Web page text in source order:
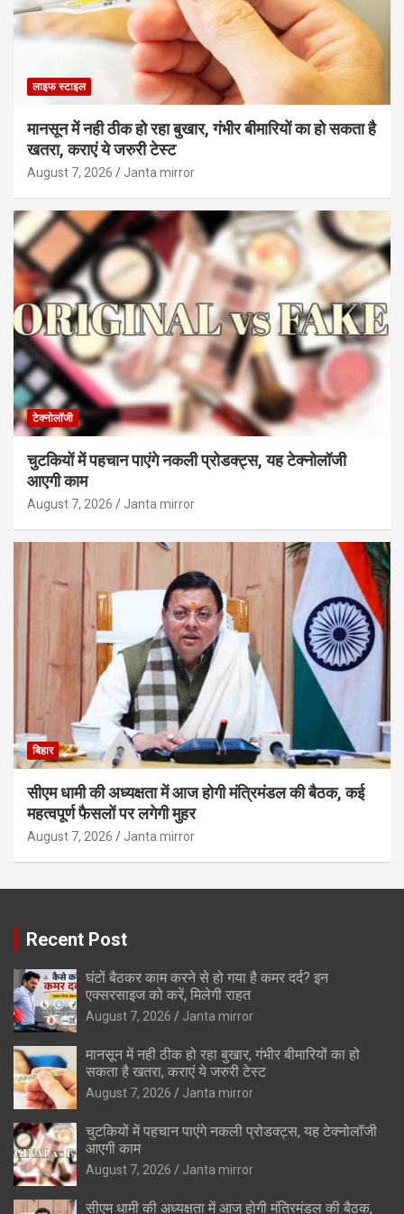
लाइफ स्टाइल
मानसून में नही ठीक हो रहा बुखार, गंभीर बीमारियों का हो सकता है
खतरा, कराएं ये जरुरी टेस्ट
August 7, 2026 Janta mirror
टेक्नोलॉजी
चुटकियों में पहचान पाएंगे नकली प्रोडक्ट्स, यह टेक्नोलॉजी
आएगी काम
August 7, 2026 Janta mirror
बिहार
सीएम धामी की अध्यक्षता में आज होगी मंत्रिमंडल की बैठक, कई
महत्वपूर्ण फैसलों पर लगेगी मुहर
August 7, 2026 Janta mirror
Recent Post
घंटों बैठकर काम करने से हो गया है कमर दर्द? इन
एक्सरसाइज को करें, मिलेगी राहत
August 7, 2026 Janta mirror
मानसून में नही ठीक हो रहा बुखार, गंभीर बीमारियों का हो
सकता है खतरा, कराएं ये जरुरी टेस्ट
August 7, 2026 Janta mirror
चुटकियों में पहचान पाएंगे नकली प्रोडक्ट्स, यह टेक्नोलॉजी
आएगी काम
August 7, 2026 Janta mirror
सीएम धामी की अध्यक्षता में आज होगी मंत्रिमंडल की बैठक,